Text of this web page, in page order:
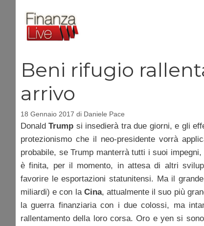
contenuto
Beni rifugio
arrivo
18 Gennaio 2017 di Daniele Pace
DonaldTrump si insedierà tra due giorni, e gli
protezionismo che il neo-presidente vorrà
probabile, se Trump manterrà tutti i suoi
è finita, per il momento, in attesa di altri
favorire le esportazioni statunitensi. Ma il
miliardi) e con la Cina, attualmente il suo più
la guerra finanziaria con i due colossi, ma
rallentamento della loro corsa. Oro e yen si